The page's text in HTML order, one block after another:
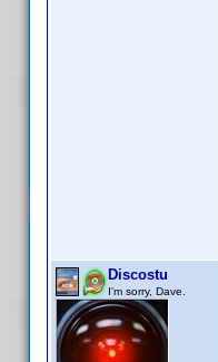
Discostu
I'm sorry, Dave.